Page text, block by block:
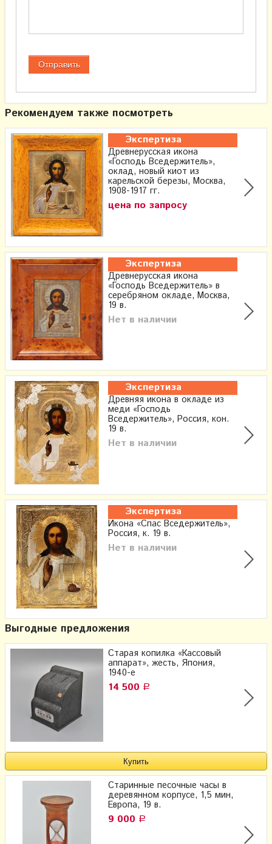
Рекомендуем также посмотреть
Экспертиза
Древнерусская икона
«Господь Вседержитель»,
оклад, новый киот из
карельской березы, Москва,
1908-1917 гг.
цена по запросу
Экспертиза
Древнерусская икона
«Господь Вседержитель» в
серебряном окладе, Москва,
19 в.
Нет в наличии
Экспертиза
Древняя икона в окладе из
меди «Господь
Вседержитель», Россия, кон.
19 в.
Нет в наличии
Экспертиза
Икона «Спас Вседержитель»,
Россия, к. 19 в.
Нет в наличии
Выгодные предложения
Старая копилка «Кассовый
аппарат», жесть, Япония,
1940-е
14 500 Р
Старинные песочные часы в
деревянном корпусе, 1,5 мин,
Европа, 19 в.
9 000 Р